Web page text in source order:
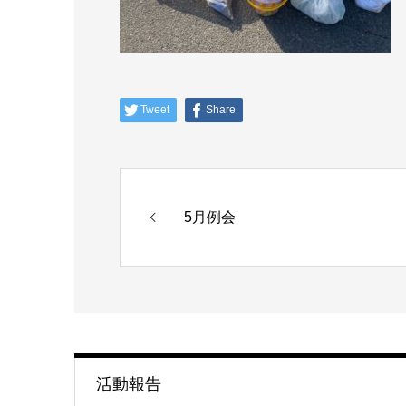
Tweet Share
5月例会
活動報告